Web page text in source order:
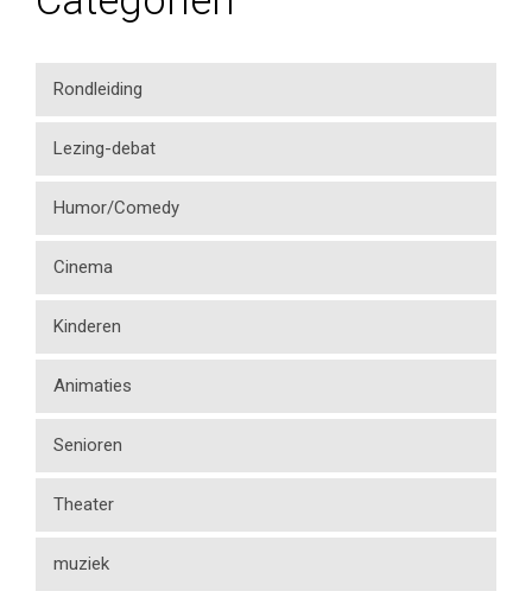
Rondleiding
Lezing-debat
Humor/Comedy
Cinema
Kinderen
Animaties
Senioren
Theater
muziek